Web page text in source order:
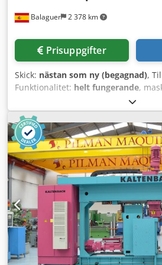
Balaguer 2 378 km
Prisuppgifter
Skick: nästan som ny (begagnad),
Funktionalitet: helt fungerande,
, Begagnad automatisk
Pedrazzoli Modell: SB 350/45 AP
Årsmodell: 2004 Huvudblocket har
möjliggör vinkelsnitt upp till 45° till
Avtagbar, pneumatiskt styrd anti-
styrd rörelse av såghuvudet med
för hastighetsreglering. Drift med
remskiva för variabel hastighet
Vippbart huvud på justerbara
Matningsenhet med 600 mm
pneumatisk cylinder. Upprepat
9 steg, vilket ger en total
Maximal öppning på matarens
Programmerbar räknare för antal